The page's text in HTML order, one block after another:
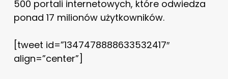
500 portali internetowych, które odwiedza
ponad 17 milionów użytkowników.
[tweet id=”1347478888633532417″
align=”center”]